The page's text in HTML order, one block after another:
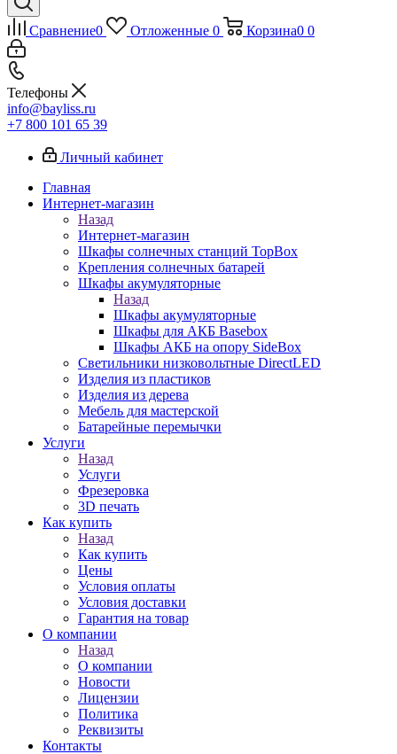
Сравнение0 Отложенные 0 Корзина0 0
Телефоны
info@bayliss.ru
+7 800 101 65 39
Личный кабинет
Главная
Интернет-магазин
Назад
Интернет-магазин
Шкафы солнечных станций TopBox
Крепления солнечных батарей
Шкафы акумуляторные
Назад
Шкафы акумуляторные
Шкафы для АКБ Basebox
Шкафы АКБ на опору SideBox
Светильники низковольтные DirectLED
Изделия из пластиков
Изделия из дерева
Мебель для мастерской
Батарейные перемычки
Услуги
Назад
Услуги
Фрезеровка
3D печать
Как купить
Назад
Как купить
Цены
Условия оплаты
Условия доставки
Гарантия на товар
О компании
Назад
О компании
Новости
Лицензии
Политика
Реквизиты
Контакты